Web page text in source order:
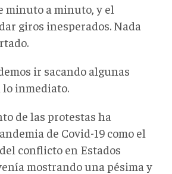
minuto a minuto, y el
giros inesperados. Nada
ir sacando algunas
inmediato.
de las protestas ha
de Covid-19 como el
conflicto en Estados
mostrando una pésima y